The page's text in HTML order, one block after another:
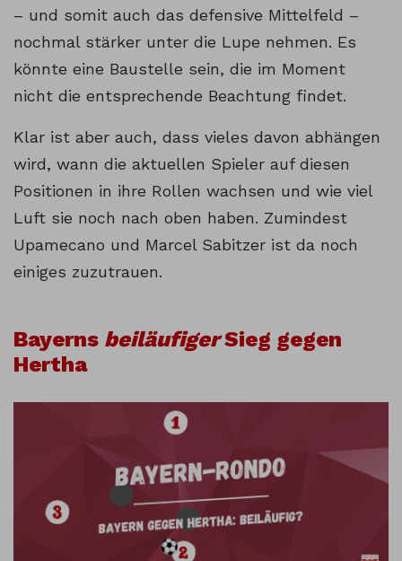
– und somit auch das defensive Mittelfeld –
nochmal stärker unter die Lupe nehmen. Es
könnte eine Baustelle sein, die im Moment
nicht die entsprechende Beachtung findet.
Klar ist aber auch, dass vieles davon abhängen
wird, wann die aktuellen Spieler auf diesen
Positionen in ihre Rollen wachsen und wie viel
Luft sie noch nach oben haben. Zumindest
Upamecano und Marcel Sabitzer ist da noch
einiges zuzutrauen.
Bayerns beiläufigerSieg gegen
Hertha